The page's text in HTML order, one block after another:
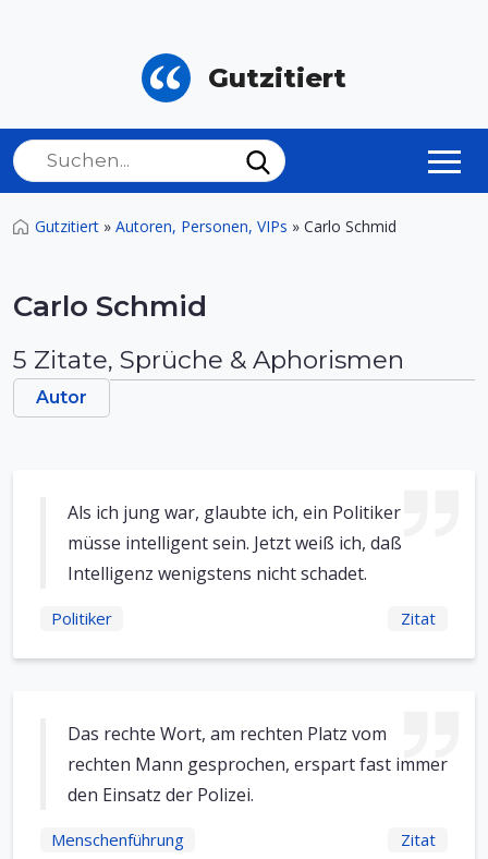
Gutzitiert
Gutzitiert » Autoren, Personen, VIPs » Carlo Schmid
Carlo Schmid
5 Zitate, Sprüche & Aphorismen
Autor
Als ich jung war, glaubte ich, ein Politiker
müsse intelligent sein. Jetzt weiß ich, daß
Intelligenz wenigstens nicht schadet.
Politiker Zitat
Das rechte Wort, am rechten Platz vom
rechten Mann gesprochen, erspart fast immer
den Einsatz der Polizei.
Menschenführung Zitat